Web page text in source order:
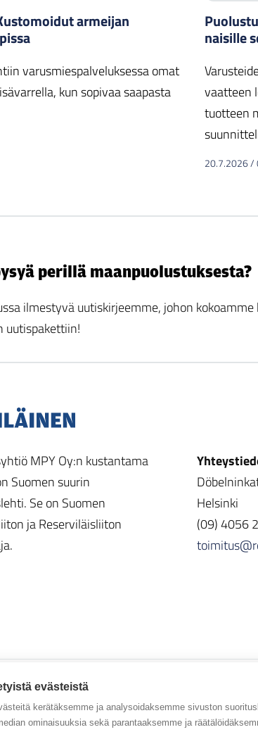
evästeistä
kerätäksemme ja analysoidaksemme sivuston
ominaisuuksia sekä parantaaksemme ja
armeijan
varusmiespalveluksessa omat
kun sopivaa saapasta
naisille
vaatteen
tuotteen
20.7.2026/
perillä maanpuolustuksesta?
ilmestyvä uutiskirjeemme, johon
uutispakettiin!
MPY Oy:n kustantama
Suomen suurin
Se on Suomen
ja Reserviläisliiton
Helsinki
(09) 4056